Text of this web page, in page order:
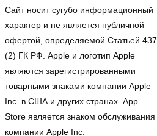
Сайт носит сугубо информационный
характер и не является публичной
офертой, определяемой Статьей 437
(2) ГК РФ. Apple и логотип Apple
являются зарегистрированными
товарными знаками компании Apple
Inc. в США и других странах. App
Store является знаком обслуживания
компании Apple Inc.